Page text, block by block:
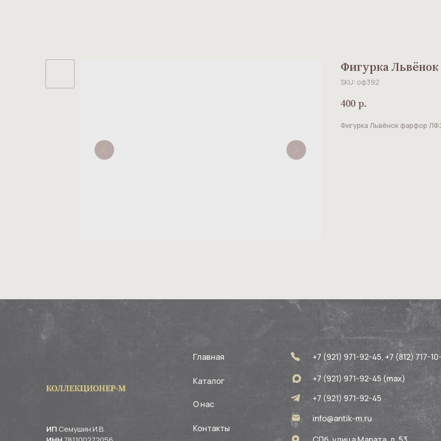
Фигурка Львёнок
SKU: оф392
400 р.
Фигурка Львёнок фарфор
ИП Семушин И.В.
info@antik-m.ru
+7 (921) 971-92-45
+7 (921) 971-92-45 (max)
+7 (921) 971-92-45, +7 (812) 717-
Контакты
О нас
Каталог
Главная